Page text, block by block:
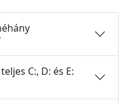
C:, D: és E: